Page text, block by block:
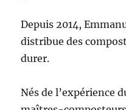
Depuis 2014,
distribue des
durer.
Nés de l’expérience